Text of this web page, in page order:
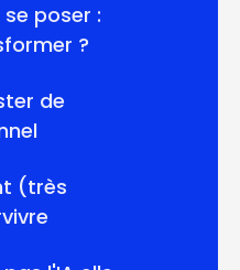
poser :
?
de
(très